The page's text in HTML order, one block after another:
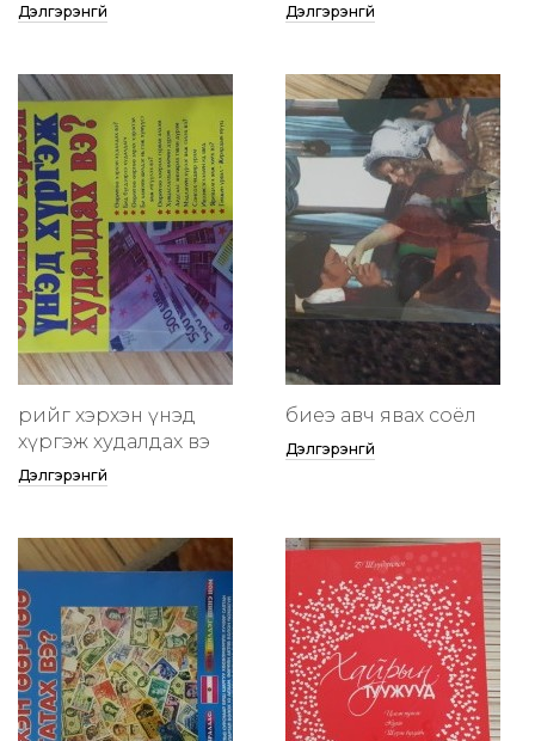
Дэлгэрэнгүй Дэлгэрэнгүй
өөрийгөө хэрхэн үнэд
хүргэж худалдах вэ
Дэлгэрэнгүй
биеэ авч явах соёл
Дэлгэрэнгүй